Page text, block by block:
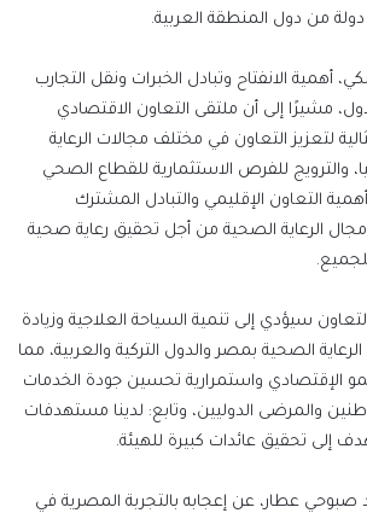
أهمية الانفتاح وتبادل الخبرات ونقل التجارب
مشيرًا إلى أن ملتقى التعاون الاقتصادي
لتعزيز التعاون في مختلف مجالات الرعاية
والترويج للفرص الاستثمارية للقطاع الصحي
أهمية التعاون الإقليمي والتبادل المشترك
الرعاية الصحية من أجل تحقيق رعاية صحية
سيؤدي إلى تنمية السياحة العلاجية وزيادة
الصحية بمصر والدول التركية والعربية، مما
الإقتصادي واستمرارية تحسين جودة الخدمات
والمرضى الدوليين، وتابع: لدينا مستهدفات
إلى تحقيق عائدات كبيرة للهيئة.
صبوحي عطار، عن إعجابه بالتجربة المصرية في